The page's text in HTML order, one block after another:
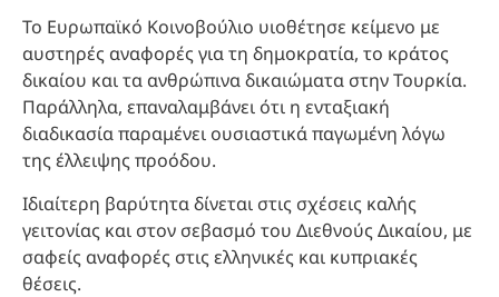
Το Ευρωπαϊκό Κοινοβούλιο υιοθέτησε κείμενο με
αυστηρές αναφορές για τη δημοκρατία, το κράτος
δικαίου και τα ανθρώπινα δικαιώματα στην Τουρκία.
Παράλληλα, επαναλαμβάνει ότι η ενταξιακή
διαδικασία παραμένει ουσιαστικά παγωμένη λόγω
της έλλειψης προόδου.
Ιδιαίτερη βαρύτητα δίνεται στις σχέσεις καλής
γειτονίας και στον σεβασμό του Διεθνούς Δικαίου, με
σαφείς αναφορές στις ελληνικές και κυπριακές
θέσεις.